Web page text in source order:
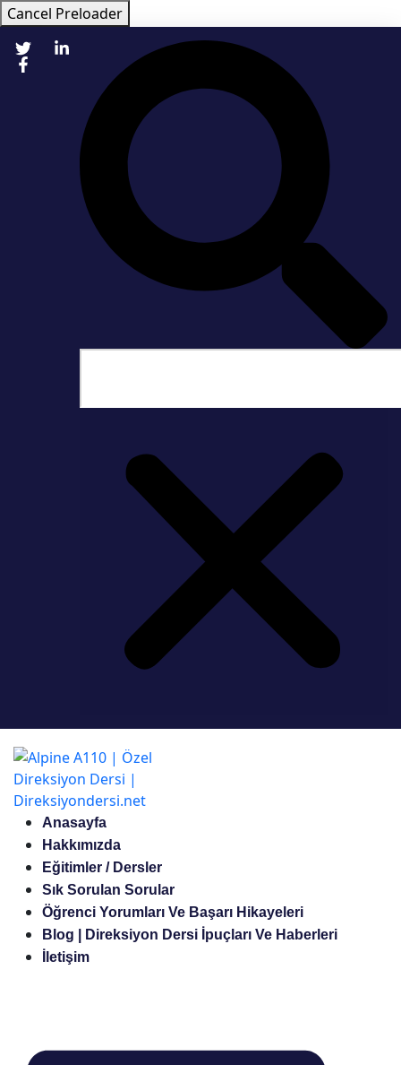
Cancel Preloader
Anasayfa
Hakkımızda
Eğitimler / Dersler
Sık Sorulan Sorular
Öğrenci Yorumları Ve Başarı Hikayeleri
Blog | Direksiyon Dersi İpuçları Ve Haberleri
İletişim